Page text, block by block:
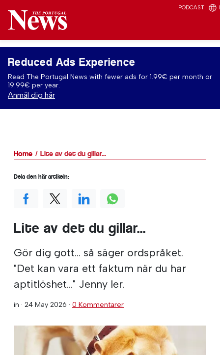
PODCAST
Reduced Ads Experience
Read The Portugal News with fewer ads for 1.99€ per month or
19.99€ per year.
Anmäl dig här
Home Lite av det du gillar...
Lite av det du gillar...
Gör dig gott... så säger ordspråket.
"Det kan vara ett faktum när du har
aptitlöshet..." Jenny ler.
in · 24 May 2026 · 0 Kommentarer
Dela den här artikeln: